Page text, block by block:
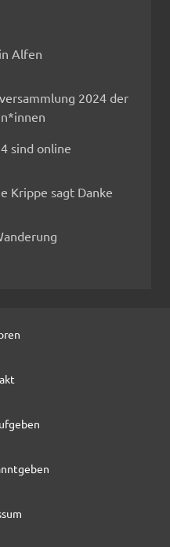
Alfen
2024 der
sind online
Krippe sagt Danke